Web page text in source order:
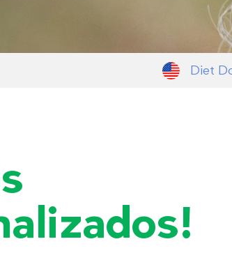
Diet